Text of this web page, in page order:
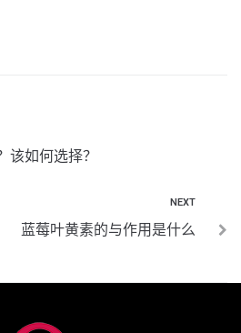
该如何选择？
NEXT
蓝莓叶黄素的与作用是什么